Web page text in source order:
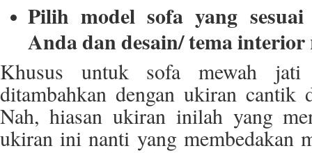
Pilih model sofa yang
Anda dan desain/ tema
Khusus untuk sofa mewah jati
ditambahkan dengan ukiran cantik
Nah, hiasan ukiran inilah yang
ukiran ini nanti yang membedakan